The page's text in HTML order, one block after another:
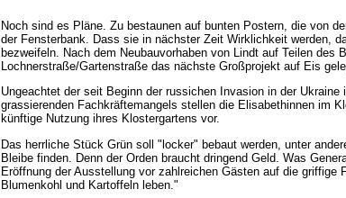
Noch sind es Pläne. Zu bestaunen auf bunten Postern, die von
der Fensterbank. Dass sie in nächster Zeit Wirklichkeit werden,
bezweifeln. Nach dem Neubauvorhaben von Lindt auf Teilen des
Lochnerstraße/Gartenstraße das nächste Großprojekt auf Eis
Ungeachtet der seit Beginn der russichen Invasion in der
grassierenden Fachkräftemangels stellen die Elisabethinnen im
künftige Nutzung ihres Klostergartens vor.
Das herrliche Stück Grün soll "locker" bebaut werden, unter
Bleibe finden. Denn der Orden braucht dringend Geld. Was
Eröffnung der Ausstellung vor zahlreichen Gästen auf die griffige
Blumenkohl und Kartoffeln leben."